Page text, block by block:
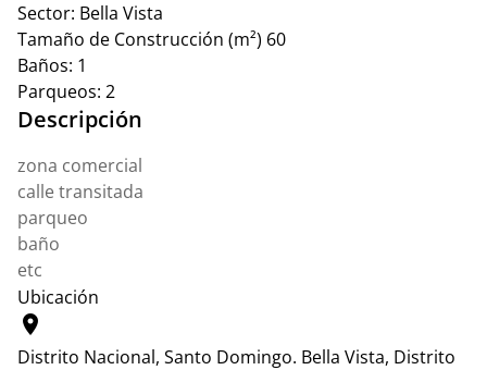
Sector: Bella Vista
Tamaño de Construcción (m²) 60
Baños: 1
Parqueos: 2
Descripción
zona comercial
calle transitada
parqueo
baño
etc
Ubicación
location_on
Distrito Nacional, Santo Domingo. Bella Vista, Distrito